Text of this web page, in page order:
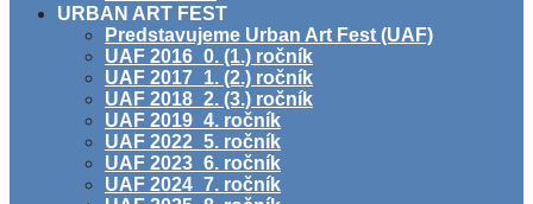
URBAN ART FEST
Predstavujeme Urban Art Fest (UAF)
UAF 2016_0. (1.) ročník
UAF 2017_1. (2.) ročník
UAF 2018_2. (3.) ročník
UAF 2019_4. ročník
UAF 2022_5. ročník
UAF 2023_6. ročník
UAF 2024_7. ročník